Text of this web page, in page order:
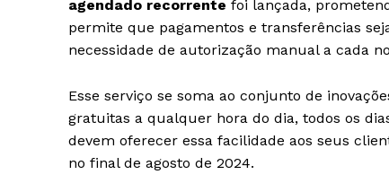
agendado recorrente foi lançada,
permite que pagamentos e transferências
necessidade de autorização manual a cada
Esse serviço se soma ao conjunto de
gratuitas a qualquer hora do dia, todos os
devem oferecer essa facilidade aos seus
no final de agosto de 2024.